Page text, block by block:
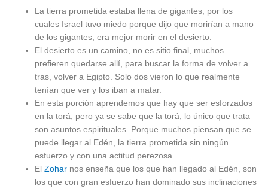
La tierra prometida estaba llena de gigantes, por los
cuales Israel tuvo miedo porque dijo que morirían a mano
de los gigantes, era mejor morir en el desierto.
El desierto es un camino, no es sitio final, muchos
prefieren quedarse allí, para buscar la forma de volver a
tras, volver a Egipto. Solo dos vieron lo que realmente
tenían que ver y los iban a matar.
En esta porción aprendemos que hay que ser esforzados
en la torá, pero ya se sabe que la torá, lo único que trata
son asuntos espirituales. Porque muchos piensan que se
puede llegar al Edén, la tierra prometida sin ningún
esfuerzo y con una actitud perezosa.
ElZohar nos enseña que los que han llegado al Edén, son
los que con gran esfuerzo han dominado sus inclinaciones